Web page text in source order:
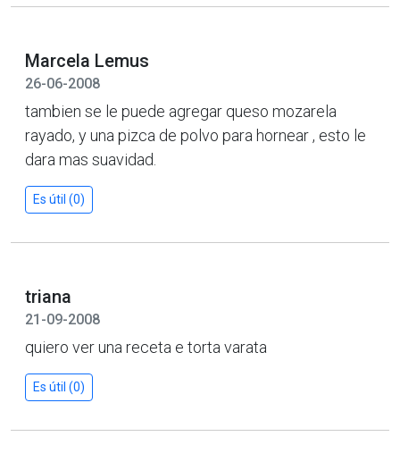
Marcela Lemus
26-06-2008
tambien se le puede agregar queso mozarela
rayado, y una pizca de polvo para hornear , esto le
dara mas suavidad.
Es útil (0)
triana
21-09-2008
quiero ver una receta e torta varata
Es útil (0)